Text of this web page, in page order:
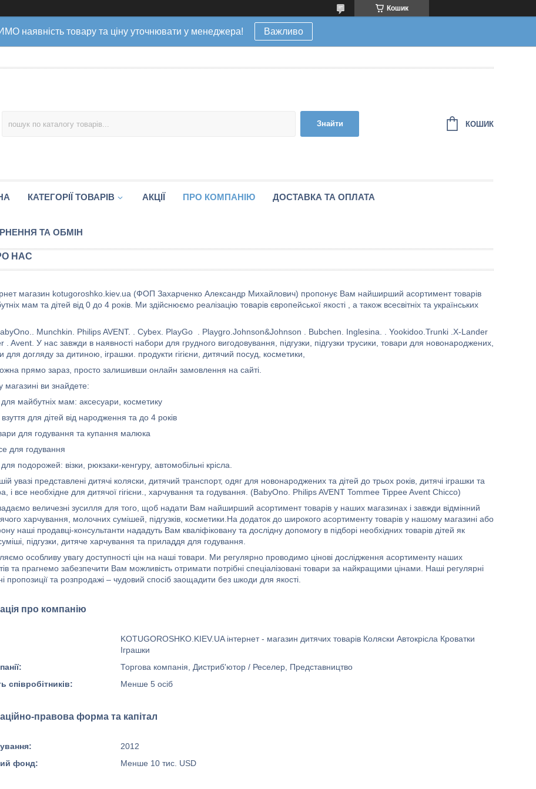
Кошик
наявність товару та ціну уточнювати у менеджера! Важливо
Знайти КОШИК
КАТЕГОРІЇ ТОВАРІВ АКЦІЇ ПРО КОМПАНІЮ ДОСТАВКА ТА ОПЛАТА
ТА ОБМІН
НАС
магазин kotugoroshko.kiev.ua (ФОП Захарченко Александр Михайлович) пропонує Вам найширший асортимент товарів
мам та дітей від 0 до 4 років. Ми здійснюємо реалізацію товарів європейської якості , а також всесвітніх та українських
Munchkin. Philips AVENT. . Cybex. PlayGo . Playgro.Johnson&Johnson . Bubchen. Inglesina. . Yookidoo.Trunki .X-Lander
. Avent. У нас завжди в наявності набори для грудного вигодовування, підгузки, підгузки трусики, товари для новонароджених,
для догляду за дитиною, іграшки. продукти гігієни, дитячий посуд, косметики,
прямо зараз, просто залишивши онлайн замовлення на сайті.
ви знайдете:
для майбутніх мам: аксесуари, косметику
для дітей від народження та до 4 років
для годування та купання малюка
годування
подорожей: візки, рюкзаки-кенгуру, автомобільні крісла.
увазі представлені дитячі коляски, дитячий транспорт, одяг для новонароджених та дітей до трьох років, дитячі іграшки та
і все необхідне для дитячої гігієни., харчування та годування. (BabyOno. Philips AVENT Tommee Tippee Avent Chicco)
величезні зусилля для того, щоб надати Вам найширший асортимент товарів у наших магазинах і завжди відмінний
харчування, молочних сумішей, підгузків, косметики.На додаток до широкого асортименту товарів у нашому магазині або
наші продавці-консультанти нададуть Вам кваліфіковану та дослідну допомогу в підборі необхідних товарів дітей як
підгузки, дитяче харчування та приладдя для годування.
особливу увагу доступності цін на наші товари. Ми регулярно проводимо цінові дослідження асортименту наших
та прагнемо забезпечити Вам можливість отримати потрібні спеціалізовані товари за найкращими цінами. Наші регулярні
пропозиції та розпродажі – чудовий спосіб заощадити без шкоди для якості.
про компанію
KOTUGOROSHKO.KIEV.UA інтернет - магазин дитячих товарів Коляски Автокрісла Кроватки
Іграшки
Торгова компанія, Дистриб'ютор / Реселер, Представництво
співробітників:
Менше 5 осіб
правова форма та капітал
2012
фонд:
Менше 10 тис. USD